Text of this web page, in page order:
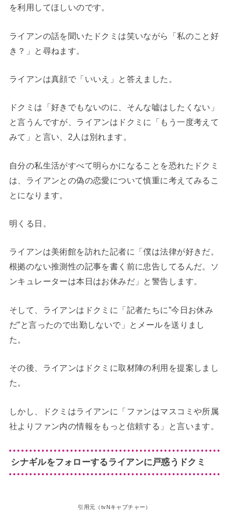
を利用してほしいのです。
ライアンの話を聞いたドクミは笑いながら「私のこと好
き？」と尋ねます。
ライアンは真顔で「いいえ」と答えました。
ドクミは「好きでもないのに、そんな嘘はしたくない」
と言うんですが、ライアンはドクミに「もう一度考えて
みて」と言い、2人は別れます。
自分の私生活がすべて明らかになることを恐れたドクミ
は、ライアンとの偽の恋愛について慎重に考えてみるこ
とになります。
明くる日。
ライアンは美術館を訪れた記者に「僕は法律が好きだ。
根拠のない推測性の記事を書く前に忠告してるんだ。ソ
ンキュレーターは本日はお休みだ」と警告します。
そして、ライアンはドクミに「記者たちに”今日お休み
だ”と言ったので出勤しないで」とメールを送りまし
た。
その後、ライアンはドクミに取材陣の利用を提案しまし
た。
しかし、ドクミはライアンに「ファンはマスコミや所属
社よりファン内の情報をもっと信頼する」と言います。
シナギルをフォローするライアンに戸惑うドクミ
引用元（tvNキャプチャー）